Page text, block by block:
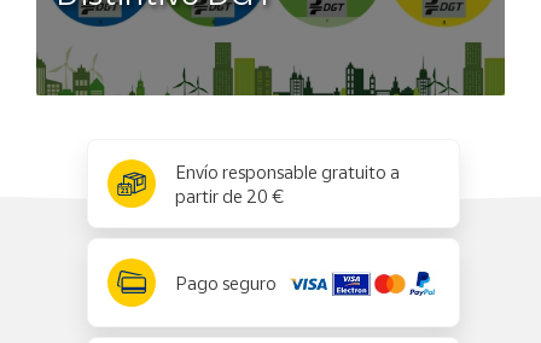
Envío responsable gratuito a
partir de 20 €
Pago seguro